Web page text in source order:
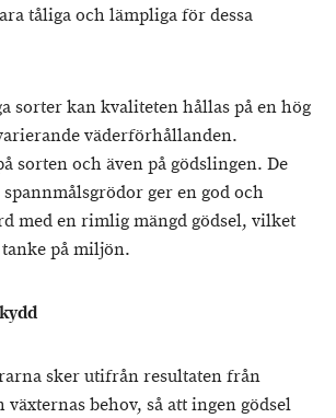
tåliga och lämpliga för dessa
sorter kan kvaliteten hållas på en hög
väderförhållanden.
sorten och även på gödslingen. De
ger en god och
med en rimlig mängd gödsel, vilket
på miljön.
sker utifrån resultaten från
behov, så att ingen gödsel